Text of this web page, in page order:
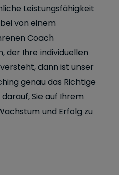
Leistungsfähigkeit
von einem
Coach
der Ihre individuellen
dann ist unser
genau das Richtige
Sie auf Ihrem
und Erfolg zu